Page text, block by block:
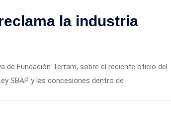
la industria
de Fundación Terram, sobre el reciente oficio del
SBAP y las concesiones dentro de